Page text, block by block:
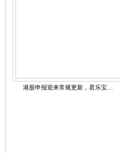
港股申报迎来常规更新，君乐宝…